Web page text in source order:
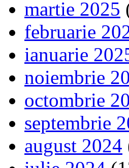
martie 2025
februarie
ianuarie
noiembrie
octombrie
septembrie
august 2024